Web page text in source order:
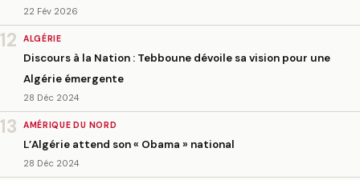
22 Fév 2026
12 ALGÉRIE
Discours à la Nation : Tebboune dévoile sa vision pour une
Algérie émergente
28 Déc 2024
13 AMÉRIQUE DU NORD
L’Algérie attend son « Obama » national
28 Déc 2024